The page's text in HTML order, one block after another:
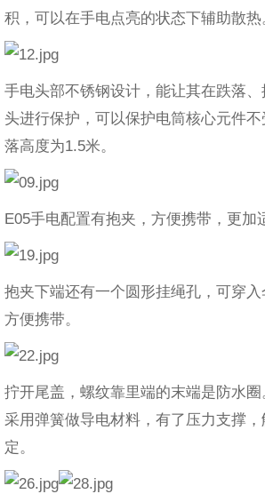
积，可以在手电点亮的状态下辅助散热
手电头部不锈钢设计，能让其在跌落
头进行保护，可以保护电筒核心元件
落高度为1.5米。
E05手电配置有抱夹，方便携带，更加
抱夹下端还有一个圆形挂绳孔，可穿入
方便携带。
拧开尾盖，螺纹靠里端的末端是防水
采用弹簧做导电材料，有了压力支撑
定。